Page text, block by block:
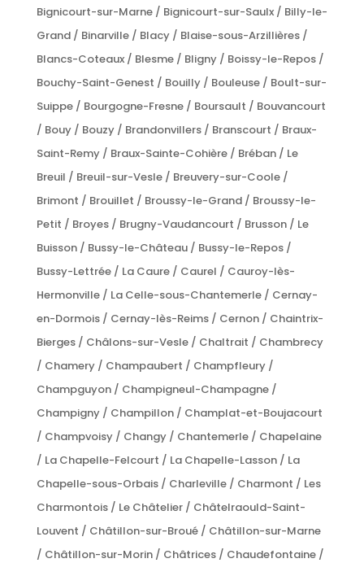
Bignicourt-sur-Marne / Bignicourt-sur-Saulx / Billy-le-
Grand / Binarville / Blacy / Blaise-sous-Arzillières /
Blancs-Coteaux / Blesme / Bligny / Boissy-le-Repos /
Bouchy-Saint-Genest / Bouilly / Bouleuse / Boult-sur-
Suippe / Bourgogne-Fresne / Boursault / Bouvancourt
/ Bouy / Bouzy / Brandonvillers / Branscourt / Braux-
Saint-Remy / Braux-Sainte-Cohière / Bréban / Le
Breuil / Breuil-sur-Vesle / Breuvery-sur-Coole /
Brimont / Brouillet / Broussy-le-Grand / Broussy-le-
Petit / Broyes / Brugny-Vaudancourt / Brusson / Le
Buisson / Bussy-le-Château / Bussy-le-Repos /
Bussy-Lettrée / La Caure / Caurel / Cauroy-lès-
Hermonville / La Celle-sous-Chantemerle / Cernay-
en-Dormois / Cernay-lès-Reims / Cernon / Chaintrix-
Bierges / Châlons-sur-Vesle / Chaltrait / Chambrecy
/ Chamery / Champaubert / Champfleury /
Champguyon / Champigneul-Champagne /
Champigny / Champillon / Champlat-et-Boujacourt
/ Champvoisy / Changy / Chantemerle / Chapelaine
/ La Chapelle-Felcourt / La Chapelle-Lasson / La
Chapelle-sous-Orbais / Charleville / Charmont / Les
Charmontois / Le Châtelier / Châtelraould-Saint-
Louvent / Châtillon-sur-Broué / Châtillon-sur-Marne
/ Châtillon-sur-Morin / Châtrices / Chaudefontaine /